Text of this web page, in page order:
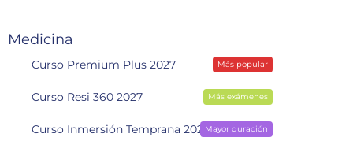
Medicina
Curso Premium Plus 2027 Más popular
Curso Resi 360 2027 Más exámenes
Curso Inmersión Temprana 2028Mayor duración